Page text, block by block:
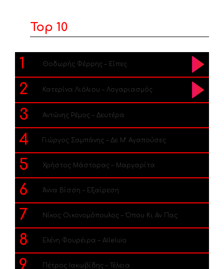
Top 10
1 Θοδωρής Φέρρης – Είπες
2 Κατερίνα Λιόλιου – Λογαριασμός
3 Αντώνης Ρέμος – Δευτέρα
4 Γιώργος Σαμπάνης – Δε Μ’ Αγαπούσες
5 Χρήστος Μάστορας – Μαργαρίτα
6 Άννα Βίσση – Εξαίρεση
7 Νίκος Οικονομόπουλος – Όπου Κι Αν Πας
8 Ελένη Φουρέιρα – Alleluia
9 Πέτρος Ιακωβίδης – Τέλεια